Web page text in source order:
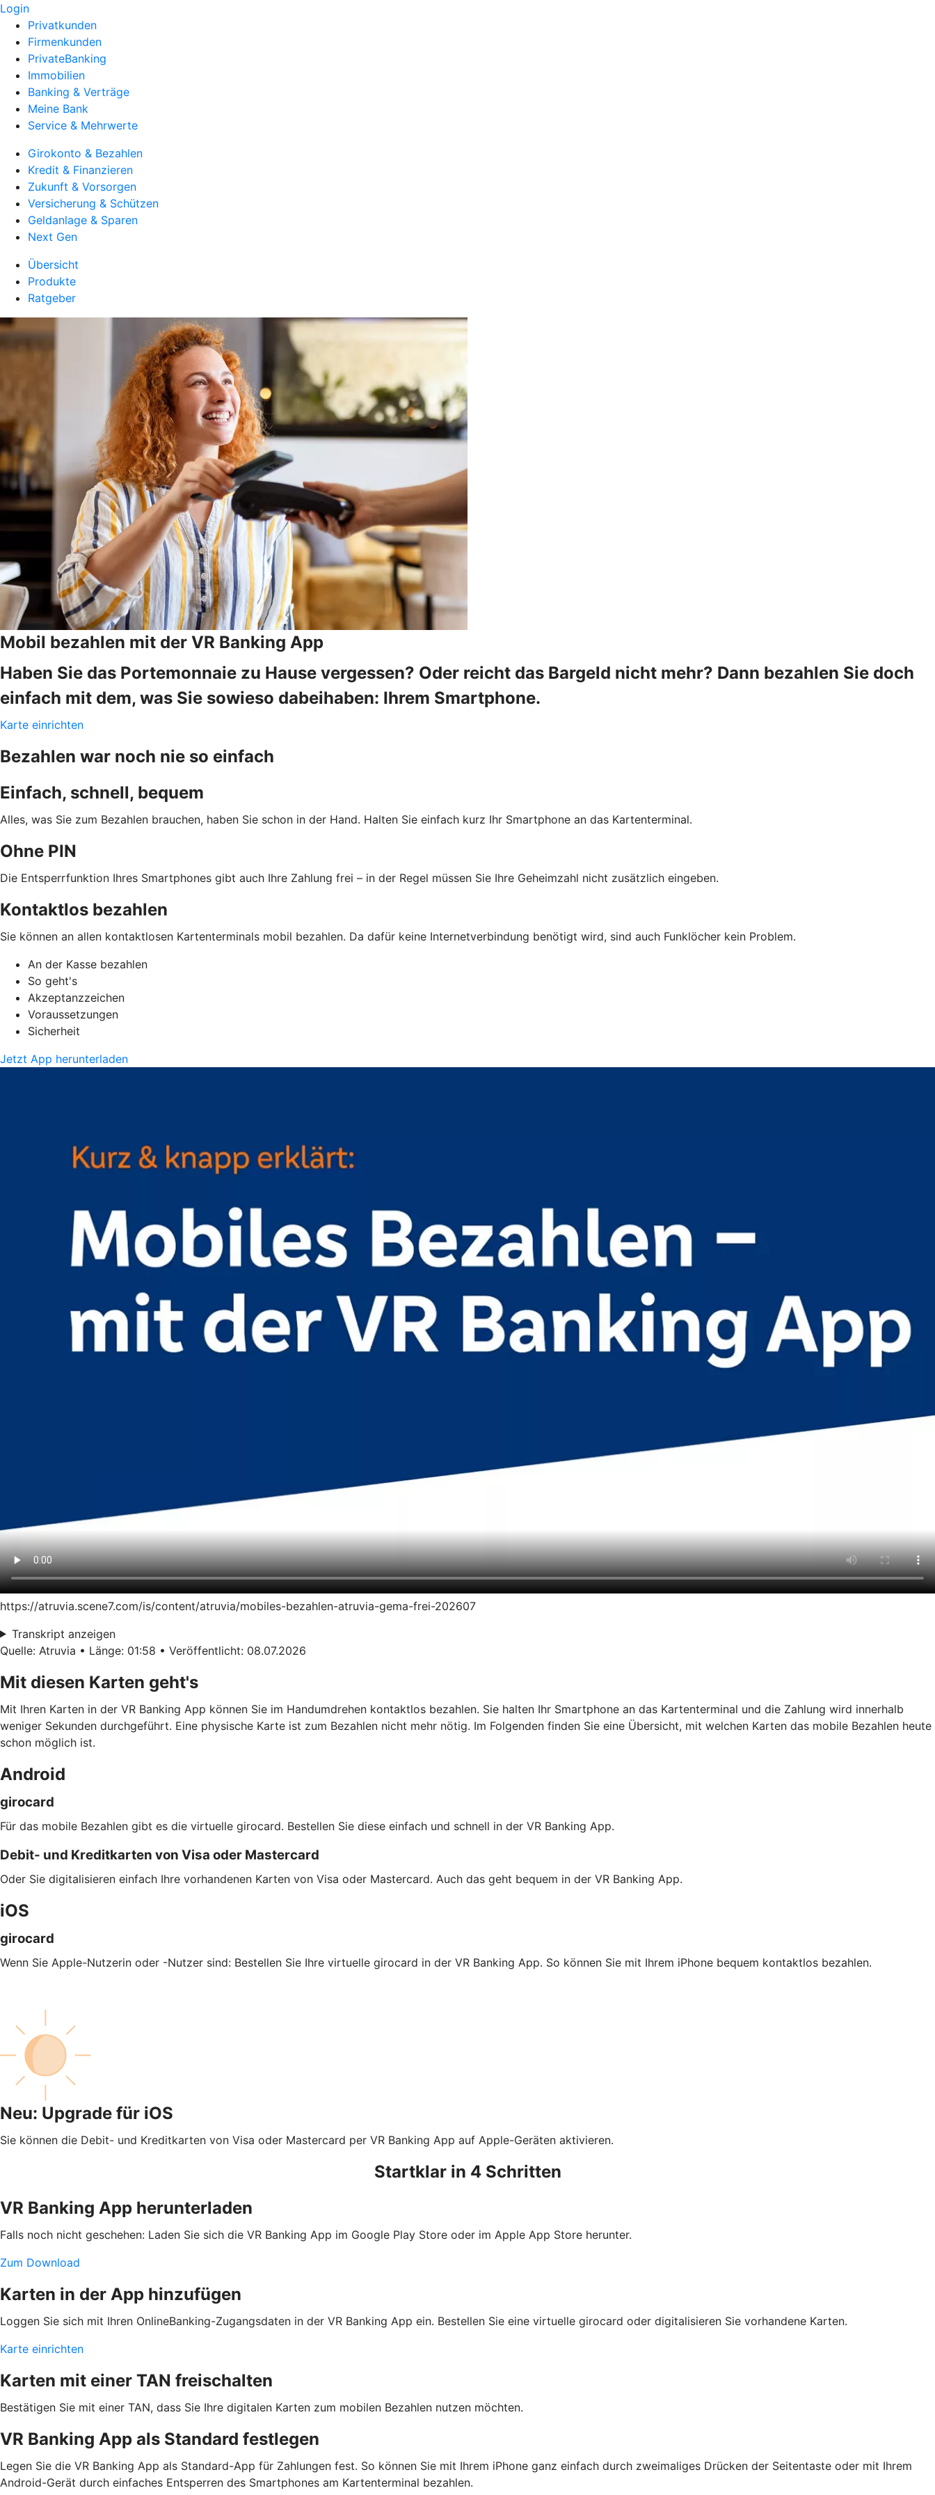
Login
Privatkunden
Firmenkunden
PrivateBanking
Immobilien
Banking & Verträge
Meine Bank
Service & Mehrwerte
Girokonto & Bezahlen
Kredit & Finanzieren
Zukunft & Vorsorgen
Versicherung & Schützen
Geldanlage & Sparen
Next Gen
Übersicht
Produkte
Ratgeber
Mobil bezahlen mit der VR Banking App
Haben Sie das Portemonnaie zu Hause vergessen? Oder reicht das Bargeld nicht mehr? Dann bezahlen Sie doch
einfach mit dem, was Sie sowieso dabeihaben: Ihrem Smartphone.
Karte einrichten
Bezahlen war noch nie so einfach
Einfach, schnell, bequem
Alles, was Sie zum Bezahlen brauchen, haben Sie schon in der Hand. Halten Sie einfach kurz Ihr Smartphone an das Kartenterminal.
Ohne PIN
Die Entsperrfunktion Ihres Smartphones gibt auch Ihre Zahlung frei – in der Regel müssen Sie Ihre Geheimzahl nicht zusätzlich eingeben.
Kontaktlos bezahlen
Sie können an allen kontaktlosen Kartenterminals mobil bezahlen. Da dafür keine Internetverbindung benötigt wird, sind auch Funklöcher kein Problem.
An der Kasse bezahlen
So geht's
Akzeptanzzeichen
Voraussetzungen
Sicherheit
Jetzt App herunterladen
https://atruvia.scene7.com/is/content/atruvia/mobiles-bezahlen-atruvia-gema-frei-202607
Transkript anzeigen
Quelle: Atruvia • Länge: 01:58 • Veröffentlicht: 08.07.2026
Mit diesen Karten geht's
Mit Ihren Karten in der VR Banking App können Sie im Handumdrehen kontaktlos bezahlen. Sie halten Ihr Smartphone an das Kartenterminal und die Zahlung wird innerhalb
weniger Sekunden durchgeführt. Eine physische Karte ist zum Bezahlen nicht mehr nötig. Im Folgenden finden Sie eine Übersicht, mit welchen Karten das mobile Bezahlen heute
schon möglich ist.
Android
girocard
Für das mobile Bezahlen gibt es die virtuelle girocard. Bestellen Sie diese einfach und schnell in der VR Banking App.
Debit- und Kreditkarten von Visa oder Mastercard
Oder Sie digitalisieren einfach Ihre vorhandenen Karten von Visa oder Mastercard. Auch das geht bequem in der VR Banking App.
iOS
girocard
Wenn Sie Apple-Nutzerin oder -Nutzer sind: Bestellen Sie Ihre virtuelle girocard in der VR Banking App. So können Sie mit Ihrem iPhone bequem kontaktlos bezahlen.
Neu: Upgrade für iOS
Sie können die Debit- und Kreditkarten von Visa oder Mastercard per VR Banking App auf Apple-Geräten aktivieren.
Startklar in 4 Schritten
VR Banking App herunterladen
Falls noch nicht geschehen: Laden Sie sich die VR Banking App im Google Play Store oder im Apple App Store herunter.
Zum Download
Karten in der App hinzufügen
Loggen Sie sich mit Ihren OnlineBanking-Zugangsdaten in der VR Banking App ein. Bestellen Sie eine virtuelle girocard oder digitalisieren Sie vorhandene Karten.
Karte einrichten
Karten mit einer TAN freischalten
Bestätigen Sie mit einer TAN, dass Sie Ihre digitalen Karten zum mobilen Bezahlen nutzen möchten.
VR Banking App als Standard festlegen
Legen Sie die VR Banking App als Standard-App für Zahlungen fest. So können Sie mit Ihrem iPhone ganz einfach durch zweimaliges Drücken der Seitentaste oder mit Ihrem
Android-Gerät durch einfaches Entsperren des Smartphones am Kartenterminal bezahlen.